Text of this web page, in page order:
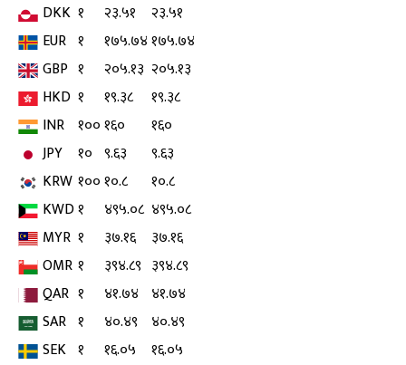
DKK १ २३.५१
२३.५१
EUR १ १७५.७४१७५.७४
GBP १ २०५.१३ २०५.१३
HKD १ १९.३८
१९.३८
INR १००१६०
१६०
JPY
१० ९.६३
९.६३
KRW १००१०.८
१०.८
KWD१ ४९५.०८ ४९५.०८
MYR १ ३७.१६
३७.१६
OMR १ ३९४.८९ ३९४.८९
QAR १ ४१.७४ ४१.७४
SAR १ ४०.४९
४०.४९
SEK १ १६.०५
१६.०५